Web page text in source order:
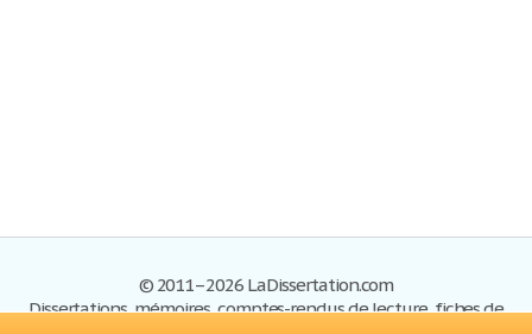
© 2011–2026 LaDissertation.com
Dissertations, mémoires, comptes-rendus de lecture, fiches de